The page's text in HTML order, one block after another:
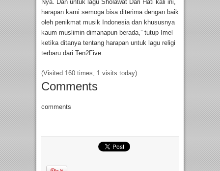
Nya. Dan untuk lagu Sholawat Dari Hati kali ini,
harapan kami semoga bisa diterima dengan baik
oleh penikmat musik Indonesia dan khususnya
kaum muslimin dimanapun berada,” tutup Imel
ketika ditanya tentang harapan untuk lagu religi
terbaru dari Ten2Five.
(Visited 160 times, 1 visits today)
Comments
comments